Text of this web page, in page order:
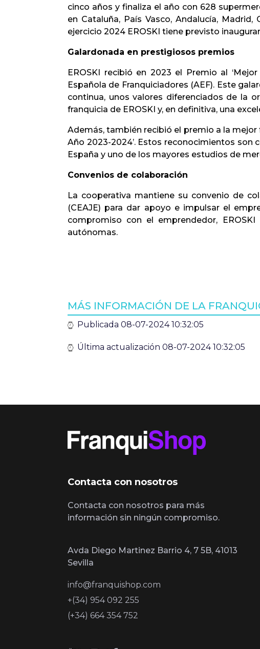
cinco años y finaliza el año con 628
en Cataluña, País Vasco, Andalucía,
ejercicio 2024 EROSKI tiene previsto
Galardonada en prestigiosos premios
EROSKI recibió en 2023 el Premio al
Española de Franquiciadores (AEF). Este
continua, unos valores diferenciados de la
franquicia de EROSKI y, en definitiva, una
Además, también recibió el premio a la mejor
Año 2023-2024’. Estos reconocimientos
España y uno de los mayores estudios de
Convenios de colaboración
La cooperativa mantiene su convenio de
(CEAJE) para dar apoyo e impulsar el
compromiso con el emprendedor,
autónomas.
MÁS INFORMACIÓN DE LA
Publicada 08-07-2024 10:32:05
Última actualización 08-07-2024 10:32:05
Contacta con nosotros
Contacta con nosotros para más
información sin ningún compromiso.
Avda Diego Martinez Barrio 4, 7 5B, 41013
Sevilla
info@franquishop.com
+(34) 954 092 255
(+34) 664 354 752